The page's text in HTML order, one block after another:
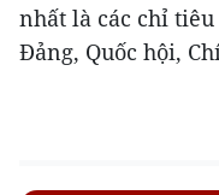
nhất là các chỉ
Đảng, Quốc hội,